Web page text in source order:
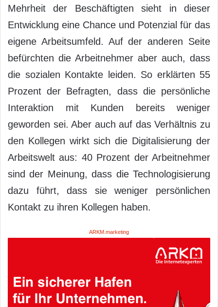
Mehrheit der Beschäftigten sieht in dieser
Entwicklung eine Chance und Potenzial für das
eigene Arbeitsumfeld. Auf der anderen Seite
befürchten die Arbeitnehmer aber auch, dass
die sozialen Kontakte leiden. So erklärten 55
Prozent der Befragten, dass die persönliche
Interaktion mit Kunden bereits weniger
geworden sei. Aber auch auf das Verhältnis zu
den Kollegen wirkt sich die Digitalisierung der
Arbeitswelt aus: 40 Prozent der Arbeitnehmer
sind der Meinung, dass die Technologisierung
dazu führt, dass sie weniger persönlichen
Kontakt zu ihren Kollegen haben.
ARKM.marketing